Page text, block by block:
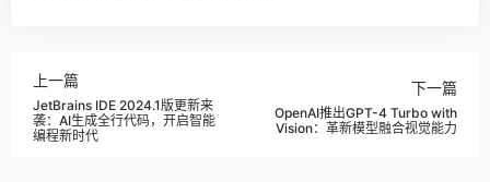
上一篇
JetBrains IDE 2024.1版更新来
袭：AI生成全行代码，开启智能
编程新时代
下一篇
OpenAI推出GPT-4 Turbo with
Vision：革新模型融合视觉能力